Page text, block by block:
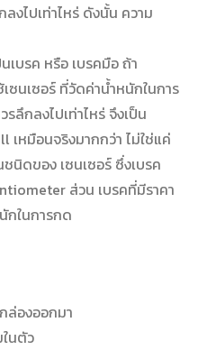
งไปเท่าไหร่ ดังนั้น ความ
บรค หรือ เบรคมือ ถ้า
ซนเซอร์ ที่วัดค่าน้ำหนักในการ
ลึกลงไปเท่าไหร่ จึงเป็น
หมือนจริงมากกว่า ไม่ใช่แค่
นิดของ เซนเซอร์ ซึ่งเบรค
ส่วน เบรคที่มีราคา
กในการกด
ล่องออกมา
นตัว